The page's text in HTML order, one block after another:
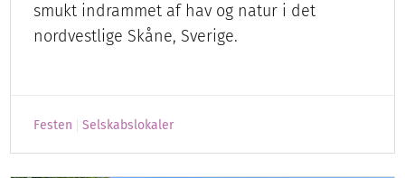
smukt indrammet af hav og natur i det
nordvestlige Skåne, Sverige.
Festen Selskabslokaler